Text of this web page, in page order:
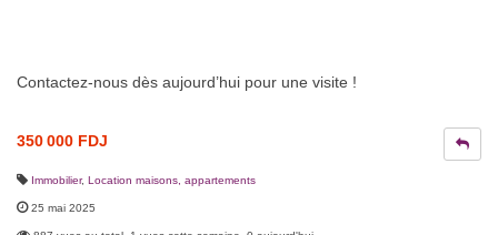
Contactez-nous dès aujourd’hui pour une visite !
350 000 FDJ
Immobilier, Location maisons, appartements
25 mai 2025